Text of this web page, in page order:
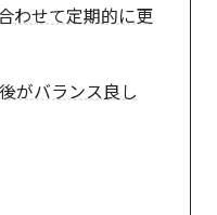
わせて定期的に更
がバランス良し